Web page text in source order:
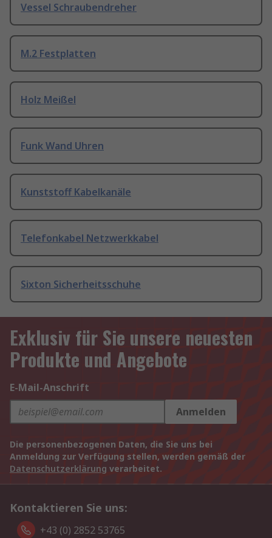
Vessel Schraubendreher
M.2 Festplatten
Holz Meißel
Funk Wand Uhren
Kunststoff Kabelkanäle
Telefonkabel Netzwerkkabel
Sixton Sicherheitsschuhe
Exklusiv für Sie unsere neuesten
Produkte und Angebote
E-Mail-Anschrift
Anmelden
Die personenbezogenen Daten, die Sie uns bei
Anmeldung zur Verfügung stellen, werden gemäß der
Datenschutzerklärung verarbeitet.
Kontaktieren Sie uns:
+43 (0) 2852 53765